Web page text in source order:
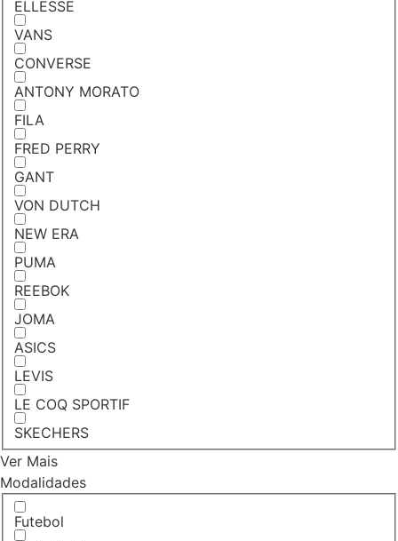
ELLESSE
VANS
CONVERSE
ANTONY MORATO
FILA
FRED PERRY
GANT
VON DUTCH
NEW ERA
PUMA
REEBOK
JOMA
ASICS
LEVIS
LE COQ SPORTIF
SKECHERS
Ver Mais
Modalidades
Futebol